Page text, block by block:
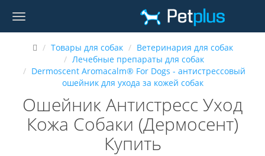
Товары для собак
Ветеринария для собак
Лечебные препараты для собак
Dermoscent Aromacalm® For Dogs - антистрессовый
ошейник для ухода за кожей собак
Ошейник Антистресс Уход
Кожа Собаки (Дермосент)
Купить